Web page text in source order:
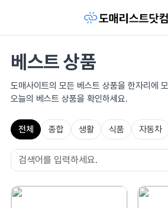
베스트 상품
도매사이트의 모든 베스트 상품을 한자리에
오늘의 베스트 상품을 확인하세요.
전체 종합 생활 식품 자동차